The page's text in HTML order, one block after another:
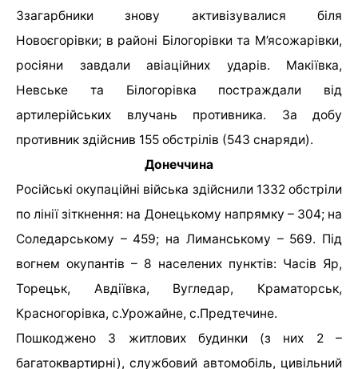
Ззагарбники знову активізувалися біля
Новоєгорівки; в районі Білогорівки та М’ясожарівки,
росіяни завдали авіаційних ударів. Макіївка,
Невське та Білогорівка постраждали від
артилерійських влучань противника. За добу
противник здійснив 155 обстрілів (543 снаряди).
Донеччина
Російські окупаційні війська здійснили 1332 обстріли
по лінії зіткнення: на Донецькому напрямку – 304; на
Соледарському – 459; на Лиманському – 569. Під
вогнем окупантів – 8 населених пунктів: Часів Яр,
Торецьк, Авдіївка, Вугледар, Краматорськ,
Красногорівка, с.Урожайне, с.Предтечине.
Пошкоджено 3 житлових будинки (з них 2 –
багатоквартирні), службовий автомобіль, цивільний